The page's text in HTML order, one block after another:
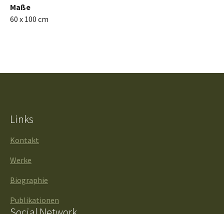
Maße
60 x 100 cm
Links
Kontakt
Werke
Biographie
Publikationen